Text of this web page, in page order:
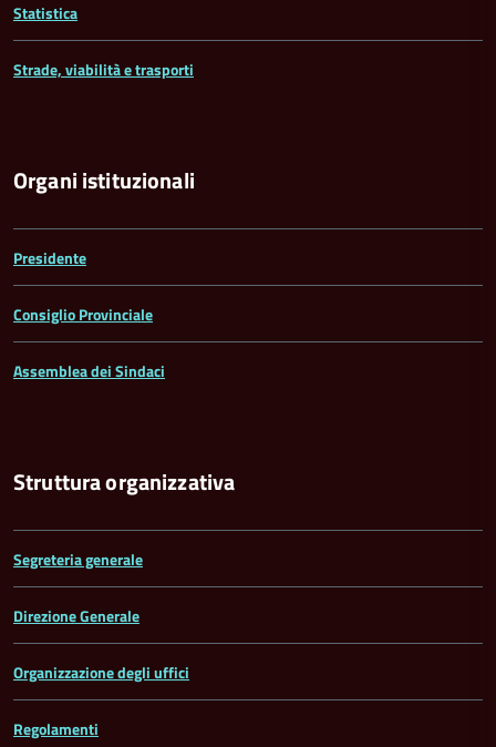
Statistica
Strade, viabilità e trasporti
Organi istituzionali
Presidente
Consiglio Provinciale
Assemblea dei Sindaci
Struttura organizzativa
Segreteria generale
Direzione Generale
Organizzazione degli uffici
Regolamenti